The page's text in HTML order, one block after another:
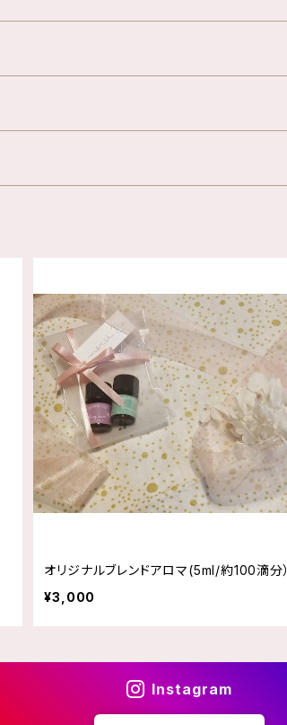
オリジナルブレンドアロマ(5ml/約100滴分）
¥3,000
Instagram